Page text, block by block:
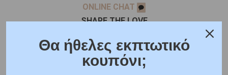
ONLINE CHAT
SHARE THE LOVE
Χαρακτηριστικά Χαρακτηριστικά Ρολογιών
Θα ήθελες εκπτωτικό
κουπόνι;